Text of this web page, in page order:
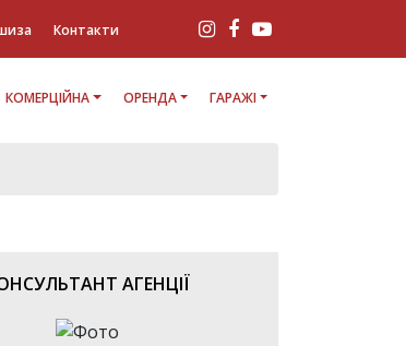
Контакти
КОМЕРЦІЙНА ОРЕНДА ГАРАЖІ
АГЕНЦІЇ